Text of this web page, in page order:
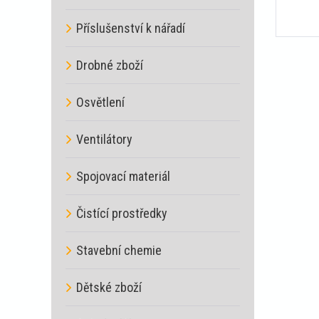
Příslušenství k nářadí
Drobné zboží
Osvětlení
Ventilátory
Spojovací materiál
Čistící prostředky
Stavební chemie
Dětské zboží